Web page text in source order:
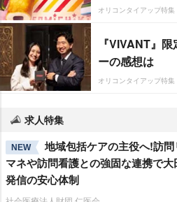
オリコンタイアップ特集
『VIVANT』
ーの感想は
オリコンタイアップ特集
求人特集
NEW
地域包括ケアの主役へ!訪
マネや訪問看護との強固な連携で
発信の安心体制